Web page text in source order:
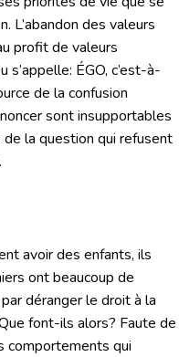
L’abandon des valeurs
profit de valeurs
ÉGO, c’est-à-
de la confusion
sont insupportables
la question qui refusent
avoir des enfants, ils
ont beaucoup de
déranger le droit à la
font-ils alors? Faute de
comportements qui